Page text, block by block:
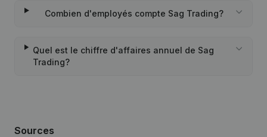
Combien d'employés compte Sag Trading?
Quel est le chiffre d'affaires annuel de Sag
Trading?
Sources